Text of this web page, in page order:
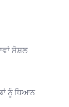
ਸੋਸ਼ਲ
ਨੂੰ ਧਿਆਨ